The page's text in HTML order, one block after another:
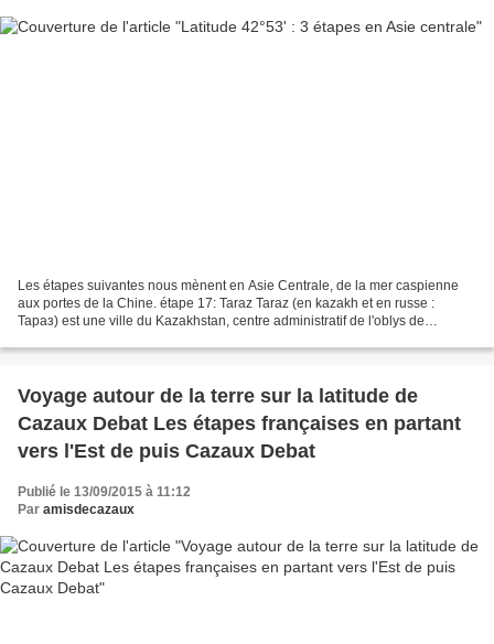
Les étapes suivantes nous mènent en Asie Centrale, de la mer caspienne
aux portes de la Chine. étape 17: Taraz Taraz (en kazakh et en russe :
Тараз) est une ville du Kazakhstan, centre administratif de l'oblys de
Voyage autour de la terre sur la latitude de
Cazaux Debat Les étapes françaises en partant
vers l'Est de puis Cazaux Debat
Publié le 13/09/2015 à 11:12
Par amisdecazaux